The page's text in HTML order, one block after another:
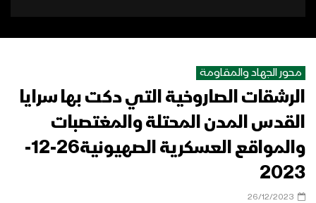
محور الجهاد والمقاومة
الرشقات الصاروخية التي دكت بها سرايا
القدس المدن المحتلة والمغتصبات
والمواقع العسكرية الصهيونية26-12-
2023
26/12/2023